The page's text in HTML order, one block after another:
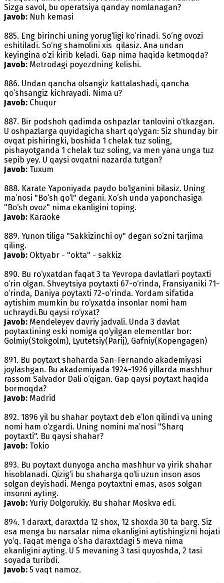
Sizga savol, bu operatsiya qanday nomlanagan?
Javob: Nuh kemasi
885. Eng birinchi uning yorug‘ligi ko‘rinadi. So‘ng ovozi
eshitiladi. So‘ng shamolini xis qilasiz. Ana undan
keyingina o‘zi kirib keladi. Gap nima haqida ketmoqda?
Javob: Metrodagi poyezdning kelishi.
886. Undan qancha olsangiz kattalashadi, qancha
qo‘shsangiz kichrayadi. Nima u?
Javob: Chuqur
887. Bir podshoh qadimda oshpazlar tanlovini o‘tkazgan.
U oshpazlarga quyidagicha shart qo‘ygan: Siz shunday bir
ovqat pishiringki, boshida 1 chelak tuz soling,
pishayotganda 1 chelak tuz soling, va men yana unga tuz
sepib yey. U qaysi ovqatni nazarda tutgan?
Javob: Tuxum
888. Karate Yaponiyada paydo bo‘lganini bilasiz. Uning
ma’nosi "Bo‘sh qo‘l" degani. Xo‘sh unda yaponchasiga
"Bo‘sh ovoz" nima ekanligini toping.
Javob: Karaoke
889. Yunon tiliga "Sakkizinchi oy" degan so‘zni tarjima
qiling.
Javob: Oktyabr - "okta" - sakkiz
890. Bu ro‘yxatdan faqat 3 ta Yevropa davlatlari poytaxti
o‘rin olgan. Shveytsiya poytaxti 67-o‘rinda, Fransiyaniki 71-
o‘rinda, Daniya poytaxti 72-o‘rinda. Yordam sifatida
aytishim mumkin bu ro‘yxatda insonlar nomi ham
uchraydi.Bu qaysi ro‘yxat?
Javob: Mendeleyev davriy jadvali. Unda 3 davlat
poytaxtining eski nomiga qo‘yilgan elementlar bor:
Golmiy(Stokgolm), Lyutetsiy(Parij), Gafniy(Kopengagen)
891. Bu poytaxt shaharda San-Fernando akademiyasi
joylashgan. Bu akademiyada 1924-1926 yillarda mashhur
rassom Salvador Dali o‘qigan. Gap qaysi poytaxt haqida
bormoqda?
Javob: Madrid
892. 1896 yil bu shahar poytaxt deb e’lon qilindi va uning
nomi ham o‘zgardi. Uning nomini ma’nosi "Sharq
poytaxti". Bu qaysi shahar?
Javob: Tokio
893. Bu poytaxt dunyoga ancha mashhur va yirik shahar
hisoblanadi. Qizig‘i bu shaharga qo‘li uzun inson asos
solgan deyishadi. Menga poytaxtni emas, asos solgan
insonni ayting.
Javob: Yuriy Dolgorukiy. Bu shahar Moskva edi.
894. 1 daraxt, daraxtda 12 shox, 12 shoxda 30 ta barg. Siz
esa menga bu narsalar nima ekanligini aytishingizni hojati
yo‘q. Faqat menga o‘sha daraxtdagi 5 meva nima
ekanligini ayting. U 5 mevaning 3 tasi quyoshda, 2 tasi
soyada turibdi.
Javob: 5 vaqt namoz.